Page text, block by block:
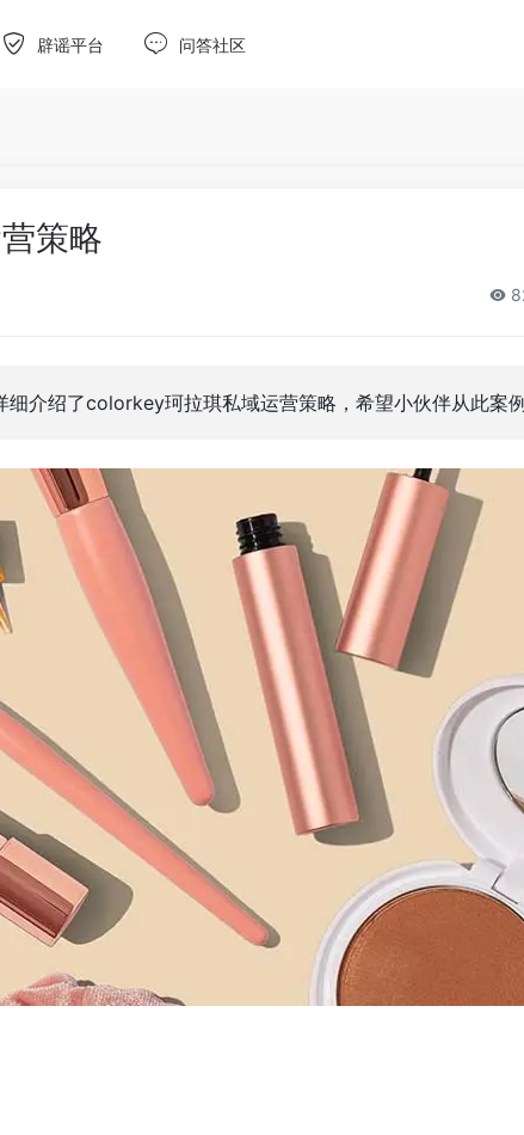
辟谣平台 问答社区
策略
介绍了colorkey珂拉琪私域运营策略，希望小伙伴从此案例